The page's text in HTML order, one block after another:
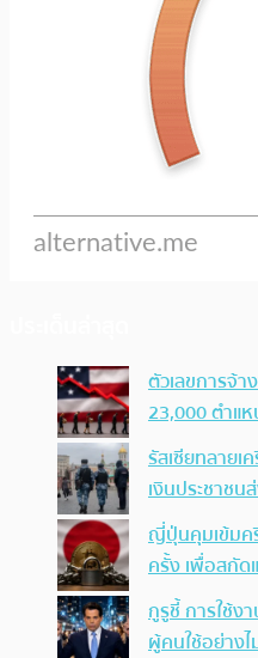
ตัวเลขการจ้
23,000 ตำแ
รัสเซียทลาย
เงินประชาชน
ญี่ปุ่นคุมเข้มค
ครั้ง เพื่อสกั
กูรูชี้ การใช้ง
ผู้คนใช้อย่าง